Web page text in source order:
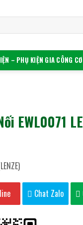
– PHỤ KIỆN GIA CÔNG
EWL0071
Chat Zalo